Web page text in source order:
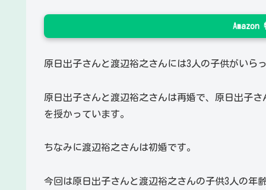
Amazon
原日出子さんと渡辺裕之さんには3人の子供がいら
原日出子さんと渡辺裕之さんは再婚で、原日出子
を授かっています。
ちなみに渡辺裕之さんは初婚です。
今回は原日出子さんと渡辺裕之さんの子供3人の年